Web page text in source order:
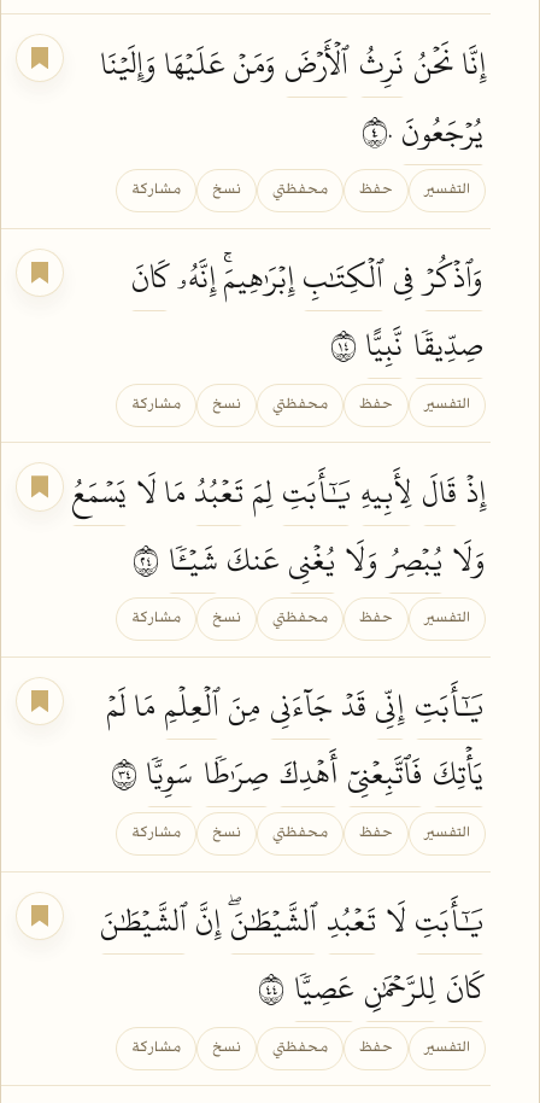
إِنَّا نَحۡنُ نَرِثُٱلۡأَرۡضَ وَمَنۡ عَلَيۡهَا وَإِلَيۡنَا
يُرۡجَعُونَ
التفسير حفظ محفظتي نسخ مشاركة
وَٱذۡكُرۡفِيٱلۡكِتَٰبِإِبۡرَٰهِيمَۚ إِنَّهُۥكَانَ
صِدِّيقٗا نَّبِيًّا
التفسير حفظ محفظتي نسخ مشاركة
إِذۡقَالَلِأَبِيهِ يَٰٓأَبَتِلِمَتَعۡبُدُمَا لَا يَسۡمَعُ
وَلَا يُبۡصِرُ وَلَا يُغۡنِيعَنكَشَيۡـٔٗا
التفسير حفظ محفظتي نسخ مشاركة
يَٰٓأَبَتِإِنِّيقَدۡجَآءَنِي مِنَٱلۡعِلۡمِمَا لَمۡ
يَأۡتِكَ فَٱتَّبِعۡنِيٓأَهۡدِكَ صِرَٰطٗا سَوِيّٗا
التفسير حفظ محفظتي نسخ مشاركة
يَٰٓأَبَتِلَا تَعۡبُدِٱلشَّيۡطَٰنَۖإِنَّٱلشَّيۡطَٰنَ
كَانَلِلرَّحۡمَٰنِعَصِيّٗا
التفسير حفظ محفظتي نسخ مشاركة